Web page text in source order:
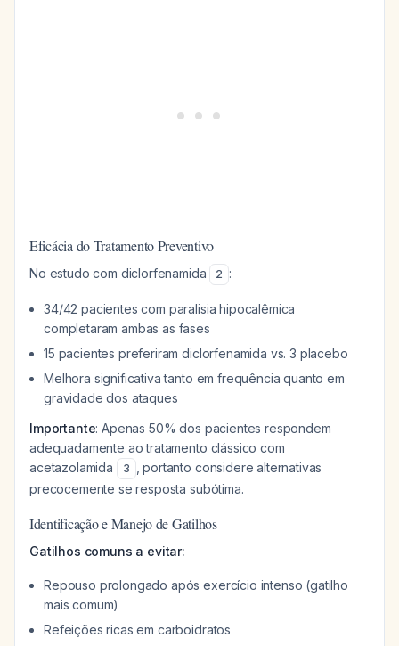
Eficácia do Tratamento Preventivo
No estudo com diclorfenamida 2 :
34/42 pacientes com paralisia hipocalêmica
completaram ambas as fases
15 pacientes preferiram diclorfenamida vs. 3 placebo
Melhora significativa tanto em frequência quanto em
gravidade dos ataques
Importante: Apenas 50% dos pacientes respondem
adequadamente ao tratamento clássico com
acetazolamida
3
, portanto considere alternativas
precocemente se resposta subótima.
Identificação e Manejo de Gatilhos
Gatilhos comuns a evitar:
Repouso prolongado após exercício intenso (gatilho
mais comum)
Refeições ricas em carboidratos